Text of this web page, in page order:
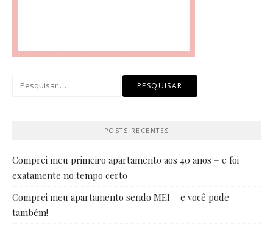
POSTS RECENTES
Comprei meu primeiro apartamento aos 40 anos – e foi
exatamente no tempo certo
Comprei meu apartamento sendo MEI – e você pode
também!